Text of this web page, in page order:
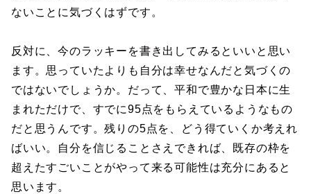
ないことに気づくはずです。
反対に、今のラッキーを書き出してみるといいと思い
ます。思っていたよりも自分は幸せなんだと気づくの
ではないでしょうか。だって、平和で豊かな日本に生
まれただけで、すでに95点をもらえているようなもの
だと思うんです。残りの5点を、どう得ていくか考えれ
ばいい。自分を信じることさえできれば、既存の枠を
超えたすごいことがやって来る可能性は充分にあると
思います。